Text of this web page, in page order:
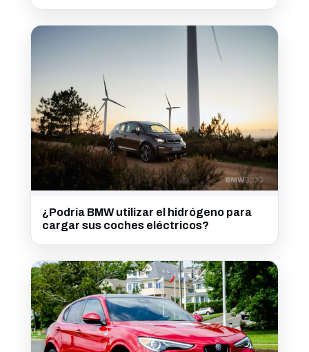
¿Podría BMW utilizar el hidrógeno para
cargar sus coches eléctricos?